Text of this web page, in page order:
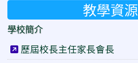
教學資源
學校簡介
歷屆校長主任家長會長